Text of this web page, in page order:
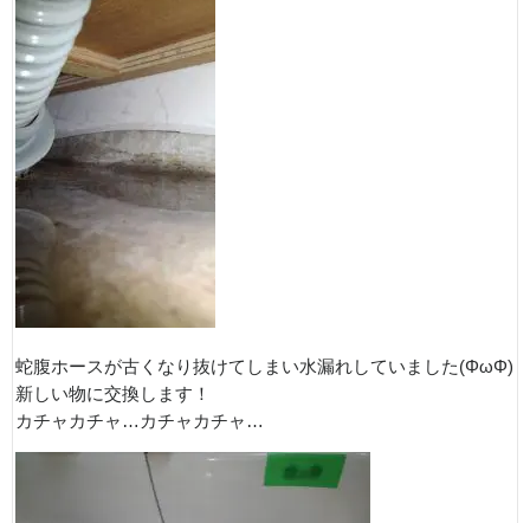
蛇腹ホースが古くなり抜けてしまい水漏れしていました(ΦωΦ)
新しい物に交換します！
カチャカチャ…カチャカチャ…